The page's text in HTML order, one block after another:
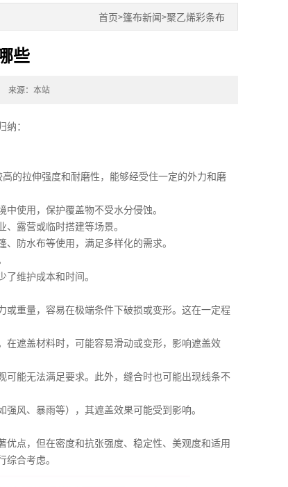
首页>篷布新闻>聚乙烯彩条布
些
来源：本站
纳：
的拉伸强度和耐磨性，能够经受住一定的外力和磨
使用，保护覆盖物不受水分侵蚀。
露营或临时搭建等场景。
防水布等使用，满足多样化的需求。
维护成本和时间。
重量，容易在极端条件下破损或变形。这在一定程
遮盖材料时，可能容易滑动或变形，影响遮盖效
能无法满足要求。此外，缝合时也可能出现线条不
风、暴雨等），其遮盖效果可能受到影响。
点，但在密度和抗张强度、稳定性、美观度和适用
合考虑。